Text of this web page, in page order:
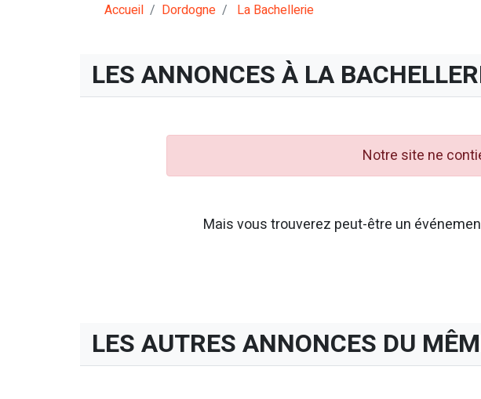
Accueil Dordogne La Bachellerie
LES ANNONCES À LA
Notre site ne
Mais vous trouverez peut-être un
LES AUTRES ANNONCES DU